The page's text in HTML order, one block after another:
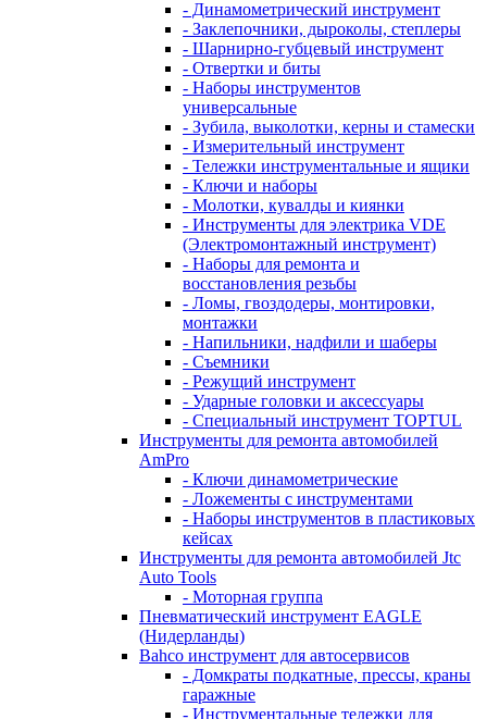
- Динамометрический инструмент
- Заклепочники, дыроколы, степлеры
- Шарнирно-губцевый инструмент
- Отвертки и биты
- Наборы инструментов
универсальные
- Зубила, выколотки, керны и стамески
- Измерительный инструмент
- Тележки инструментальные и ящики
- Ключи и наборы
- Молотки, кувалды и киянки
- Инструменты для электрика VDE
(Электромонтажный инструмент)
- Наборы для ремонта и
восстановления резьбы
- Ломы, гвоздодеры, монтировки,
монтажки
- Напильники, надфили и шаберы
- Съемники
- Режущий инструмент
- Ударные головки и аксессуары
- Специальный инструмент TOPTUL
Инструменты для ремонта автомобилей
AmPro
- Ключи динамометрические
- Ложементы с инструментами
- Наборы инструментов в пластиковых
кейсах
Инструменты для ремонта автомобилей Jtc
Auto Tools
- Моторная группа
Пневматический инструмент EAGLE
(Нидерланды)
Bahco инструмент для автосервисов
- Домкраты подкатные, прессы, краны
гаражные
- Инструментальные тележки для